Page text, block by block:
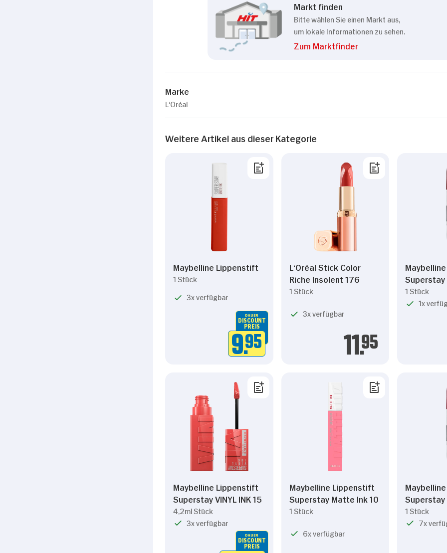
Details
Wir verwenden Cookies, um Inhalte und Anzeigen zu personalisieren,
anbieten zu können und die Zugriffe auf unsere Website zu analysieren.
Informationen zu Ihrer Verwendung unserer Website an unsere Partner für
Analysen weiter. Unsere Partner führen diese Informationen möglicherweise mit
zusammen, die Sie ihnen bereitgestellt haben oder die sie im Rahmen Ihrer
Notwendig
Präferenzen Statistiken
Markt finden
Bitte wählen Sie einen Markt aus,
um lokale Informationen zu sehen.
Zum Marktfinder
Marke
L‘Oréal
Weitere Artikel aus dieser Kategorie
Maybelline Lippenstift
1 Stück
3x verfügbar
DAUER
DISCOUNT
PREIS
9.95
L‘Oréal Stick Color
Riche Insolent 176
1 Stück
3x verfügbar
11.95
Superstay
1 Stück
1x
Maybelline Lippenstift
Superstay VINYL INK 15
4,2ml Stück
3x verfügbar
DAUER
DISCOUNT
PREIS
Maybelline Lippenstift
Superstay Matte Ink 10
1 Stück
6x verfügbar
1 Stück
7x